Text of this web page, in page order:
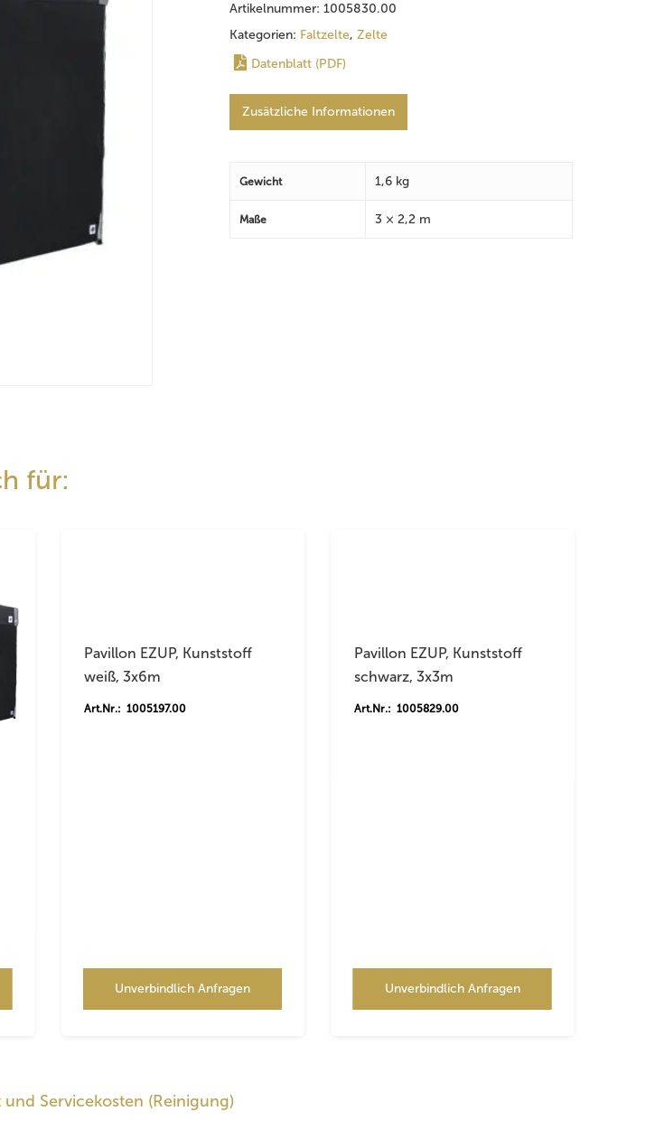
Artikelnummer:1005830.00
Kategorien: Faltzelte,Zelte
Datenblatt (PDF)
Zusätzliche Informationen
Gewicht 1,6 kg
Maße 3 × 2,2 m
für:
Pavillon EZUP, Kunststoff
weiß, 3x6m
Art.Nr.: 1005197.00
Unverbindlich Anfragen
Pavillon EZUP, Kunststoff
schwarz, 3x3m
Art.Nr.: 1005829.00
Unverbindlich Anfragen
Servicekosten (Reinigung)